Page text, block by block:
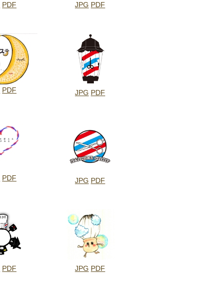
PDF JPG PDF
PDF JPG PDF
PDF JPG PDF
PDF JPG PDF